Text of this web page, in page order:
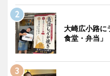
大崎広小路に
食堂・弁当